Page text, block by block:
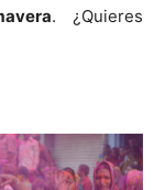
. ¿Quieres